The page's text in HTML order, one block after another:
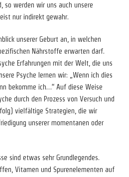
so werden wir uns auch unsere
nur indirekt gewahr.
unserer Geburt an, in welchen
Nährstoffe erwarten darf.
Erfahrungen mit der Welt, die uns
Psyche lernen wir: „Wenn ich dies
bekomme ich…“ Auf diese Weise
durch den Prozess von Versuch und
vielfältige Strategien, die wir
unserer momentanen oder
sind etwas sehr Grundlegendes.
Vitamen und Spurenelementen auf